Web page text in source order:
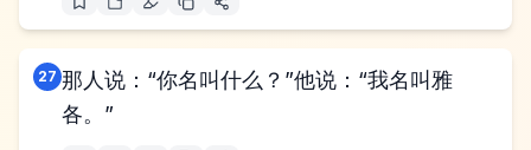
27 那人说：“你名叫什么？”他说：“我名叫雅
各。”